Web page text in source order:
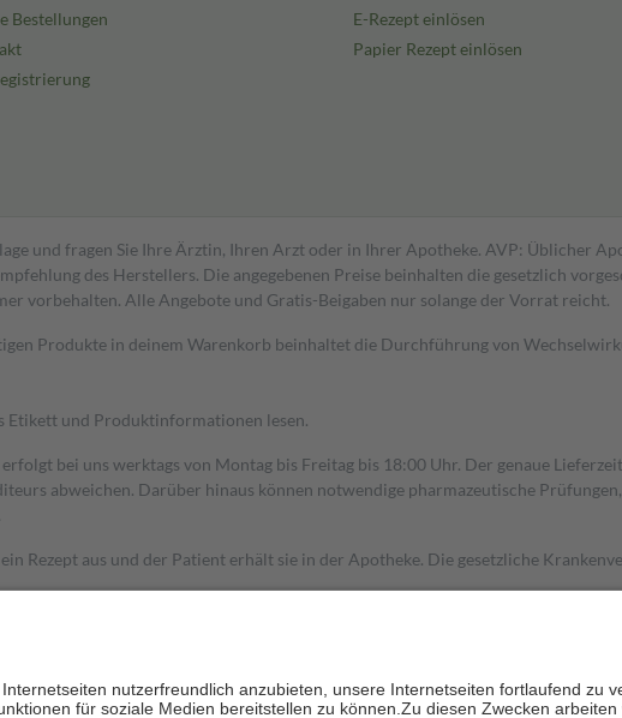
Bestellungen
E-Rezept einlösen
Papier Rezept einlösen
und fragen Sie Ihre Ärztin, Ihren Arzt oder in Ihrer Apotheke. AVP: Üblicher
des Herstellers. Die angegebenen Preise beinhalten die gesetzlich
vorbehalten. Alle Angebote und Gratis-Beigaben nur solange der Vorrat reicht.
Produkte in deinem Warenkorb beinhaltet die Durchführung von
Etikett und Produktinformationen lesen.
bei uns werktags von Montag bis Freitag bis 18:00 Uhr. Der genaue
abweichen. Darüber hinaus können notwendige pharmazeutische
Rezept aus und der Patient erhält sie in der Apotheke. Die gesetzliche
zehn Prozent der Kosten sowie zehn Euro je Verordnung.
zu stärken und die besondere Stellung der Familie zu unterstützen, fallen